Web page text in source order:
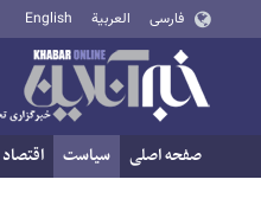
فارسی العربية English
صفحه اصلی سیاست اقتصاد